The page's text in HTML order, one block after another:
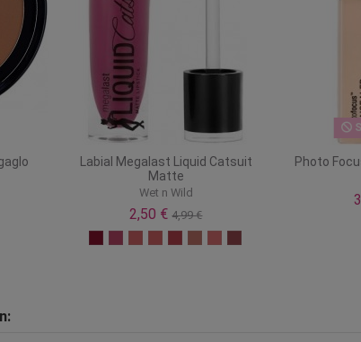
Labial Megalast Liquid Catsuit
Matte
Wet n Wild
2,50 €4,99 €
Photo